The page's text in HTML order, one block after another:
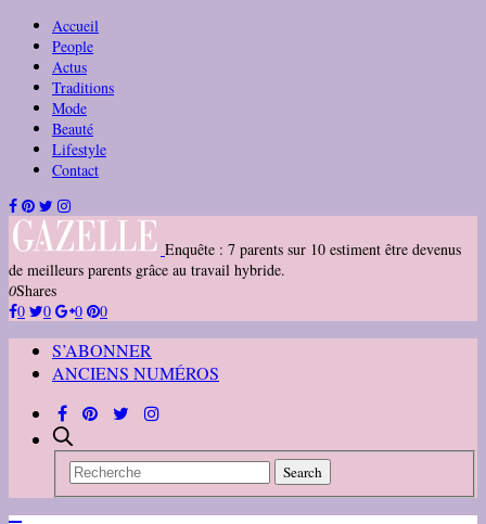
Accueil
People
Actus
Traditions
Mode
Beauté
Lifestyle
Contact
Enquête : 7 parents sur 10 estiment être devenus
de meilleurs parents grâce au travail hybride.
0Shares
0
0 0 0
S’ABONNER
ANCIENS NUMÉROS